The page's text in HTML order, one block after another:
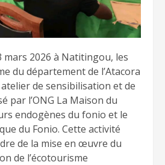
mars 2026 à Natitingou, les
du département de l’Atacora
de sensibilisation et de
par l’ONG La Maison du
endogènes du fonio et le
du Fonio. Cette activité
de la mise en œuvre du
de l’écotourisme